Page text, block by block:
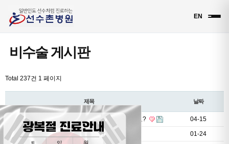
EN
비수술 게시판
Total 237건 1 페이지
제목 날짜
잠실새내역정형외과 어디가야 비수술 치료 되나요? 04-15
발목염좌, 인대강화주사치료로? 01-24